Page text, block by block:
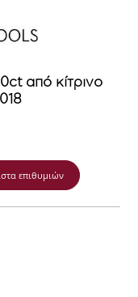
από κίτρινο
επιθυμιών